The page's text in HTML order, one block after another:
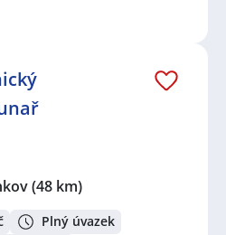
(48 km)
Plný úvazek